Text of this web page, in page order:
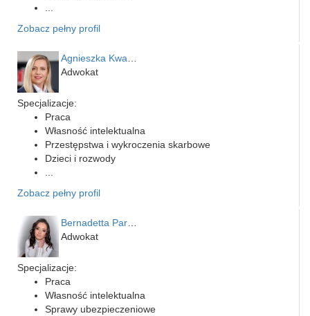
Zobacz pełny profil
Adwokat
Specjalizacje:
Praca
Własność intelektualna
Przestępstwa i wykroczenia skarbowe
Dzieci i rozwody
Zobacz pełny profil
Adwokat
Specjalizacje:
Praca
Własność intelektualna
Sprawy ubezpieczeniowe